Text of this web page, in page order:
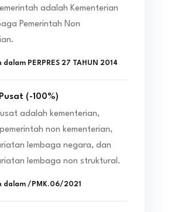
adalah Kementerian
Pemerintah Non
dalam PERPRES 27 TAHUN 2014
( -100%)
adalah kementerian,
non kementerian,
lembaga negara, dan
lembaga non struktural.
dalam /PMK.06/2021